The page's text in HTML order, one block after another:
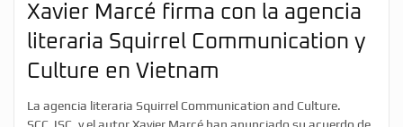
Xavier Marcé firma con la agencia
literaria Squirrel Communication y
Culture en Vietnam
La agencia literaria Squirrel Communication and Culture.